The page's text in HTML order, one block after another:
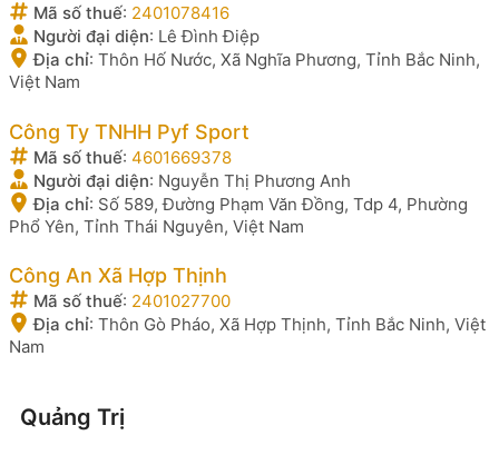
Mã số thuế: 2401078416
Người đại diện: Lê Đình Điệp
Địa chỉ: Thôn Hố Nước, Xã Nghĩa Phương, Tỉnh Bắc Ninh,
Việt Nam
Công Ty TNHH Pyf Sport
Mã số thuế: 4601669378
Người đại diện: Nguyễn Thị Phương Anh
Địa chỉ: Số 589, Đường Phạm Văn Đồng, Tdp 4, Phường
Phổ Yên, Tỉnh Thái Nguyên, Việt Nam
Công An Xã Hợp Thịnh
Mã số thuế: 2401027700
Địa chỉ: Thôn Gò Pháo, Xã Hợp Thịnh, Tỉnh Bắc Ninh, Việt
Nam
Quảng Trị